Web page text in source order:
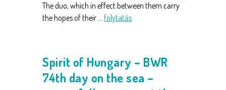
The duo, which in effect between them carry
the hopes of their … folytatás
Spirit of Hungary – BWR
74th day on the sea –